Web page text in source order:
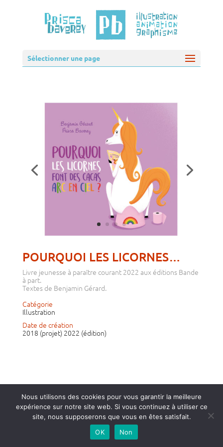
Sélectionner une page
POURQUOI LES LICORNES…
Livre jeunesse à paraître courant 2022 aux éditions Bande
à part.
Textes de Benjamin Gérard.
Catégorie
Illustration
Date de création
2018 (projet) 2022 (édition)
Mentions légales
contact@priscabaverey.com
Nous utilisons des cookies pour vous garantir la meilleure
expérience sur notre site web. Si vous continuez à utiliser ce
site, nous supposerons que vous en êtes satisfait.
OK
Non